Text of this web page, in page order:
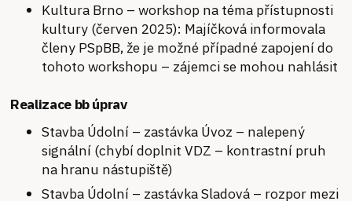
Kultura Brno – workshop na téma přístupnosti
kultury (červen 2025): Majíčková informovala
členy PSpBB, že je možné případné zapojení do
tohoto workshopu – zájemci se mohou nahlásit
Realizace bb úprav
Stavba Údolní – zastávka Úvoz – nalepený
signální (chybí doplnit VDZ – kontrastní pruh
na hranu nástupiště)
Stavba Údolní – zastávka Sladová – rozpor mezi